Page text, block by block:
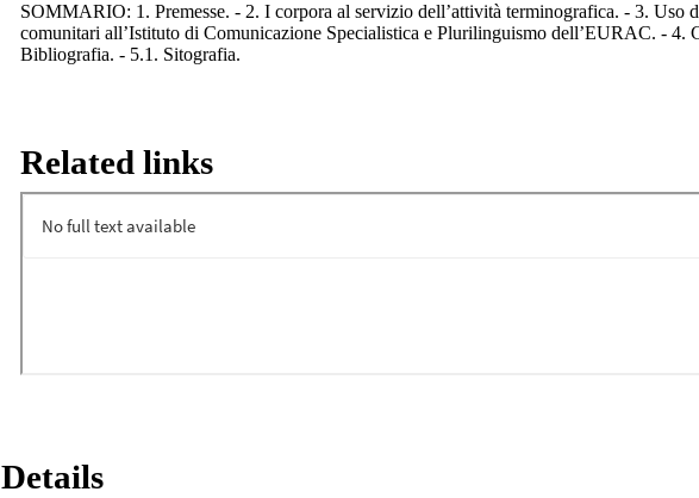
SOMMARIO: 1. Premesse. - 2. I corpora al servizio dell’attività terminografica. - 3. Uso
comunitari all’Istituto di Comunicazione Specialistica e Plurilinguismo dell’EURAC. - 4.
Bibliografia. - 5.1. Sitografia.
Related links
Details